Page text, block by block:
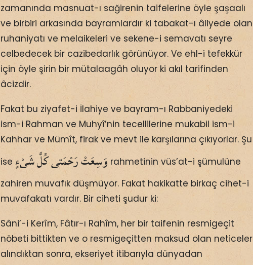
zamanında masnuat-ı sağirenin taifelerine öyle şaşaalı
ve birbiri arkasında bayramlardır ki tabakat-ı âliyede olan
ruhaniyatı ve melaikeleri ve sekene-i semavatı seyre
celbedecek bir cazibedarlık görünüyor. Ve ehl-i tefekkür
için öyle şirin bir mütalaagâh oluyor ki akıl tarifinden
âcizdir.
Fakat bu ziyafet-i İlahiye ve bayram-ı Rabbaniyedeki
ism-i Rahman ve Muhyî’nin tecellilerine mukabil ism-i
Kahhar ve Mümît, firak ve mevt ile karşılarına çıkıyorlar. Şu
ise وَسِعَتْ رَحْمَتٖى كُلَّ شَىْءٍ rahmetinin vüs’at-i şümulüne
zahiren muvafık düşmüyor. Fakat hakikatte birkaç cihet-i
muvafakatı vardır. Bir ciheti şudur ki:
Sâni’-i Kerîm, Fâtır-ı Rahîm, her bir taifenin resmigeçit
nöbeti bittikten ve o resmigeçitten maksud olan neticeler
alındıktan sonra, ekseriyet itibarıyla dünyadan